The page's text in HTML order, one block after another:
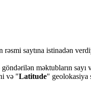
saytına istinadən
məktubların
və "Latitude" geolokasiya